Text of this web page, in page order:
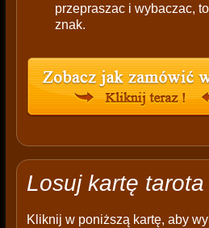
przepraszac i wybaczac,
znak.
Losuj kartę tarota
Kliknij w poniższą kartę, aby